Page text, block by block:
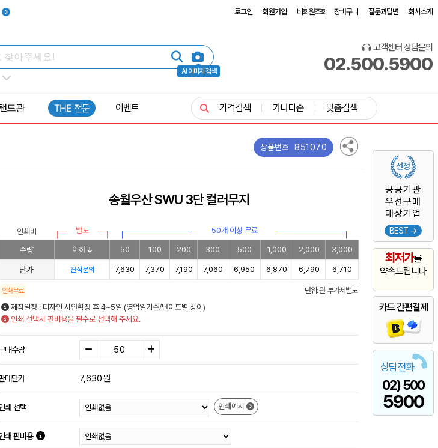
로그인 회원가입 비회원조회 장바구니 질문과답변 회사소개
AI 이미지 검색
고객센터 상담문의
02.500.5900
공공기관
우선구매
대상기업
BEST →
최저가를
약속드립니다
카드 간편결제
상담전화
02) 500
5900
드관 THE 전문 이벤트 가격검색 가나다순 맞춤검색
상품번호 851070
송월우산 SWU 3단 컬러무지
인쇄비 별도 50개 이상 무료
수량 이하 50 100 200 300 500 1,000 2,000 3,000
단가 견적문의 7,630 7,370 7,190 7,060 6,950 6,870 6,790 6,710
인쇄무료
단위: 원 부가세별도
제작일정 : 디자인 시안확정 후 4~5일 (영업일기준/난이도별 상이)
인쇄 선택시 판비용을 필수로 선택해 주세요.
매수량
매단가 7,630원
쇄 선택 인쇄예시
쇄 판비용